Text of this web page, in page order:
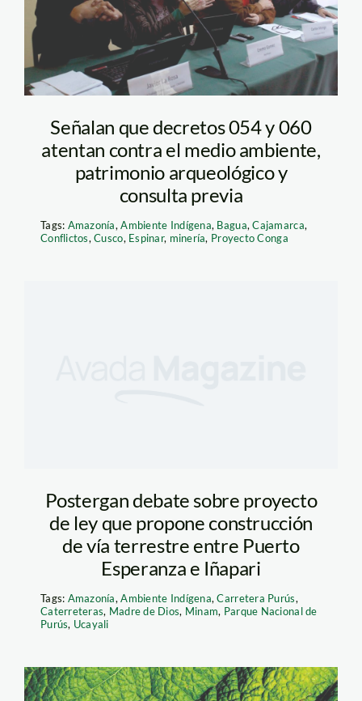
Señalan que decretos 054 y 060
atentan contra el medio ambiente,
patrimonio arqueológico y
consulta previa
Tags: Amazonía,Ambiente Indígena, Bagua,Cajamarca,
Conflictos,Cusco, Espinar, minería, Proyecto Conga
Postergan debate sobre proyecto
de ley que propone construcción
de vía terrestre entre Puerto
Esperanza e Iñapari
Tags: Amazonía,Ambiente Indígena,Carretera Purús,
Caterreteras, Madre de Dios, Minam, Parque Nacional de
Purús, Ucayali